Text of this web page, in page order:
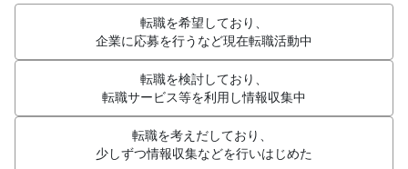
転職を希望しており、
企業に応募を行うなど現在転職活動中
転職を検討しており、
転職サービス等を利用し情報収集中
転職を考えだしており、
少しずつ情報収集などを行いはじめた